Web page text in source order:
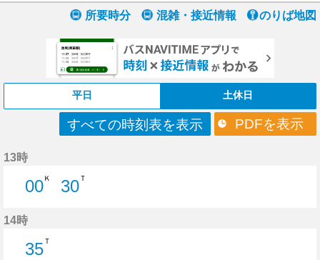
所要時分 混雑・接近情報 のりば地図
平日 土休日
すべての時刻表を表示 PDFを表示
13時
00Ｋ
30Ｔ
14時
35Ｔ